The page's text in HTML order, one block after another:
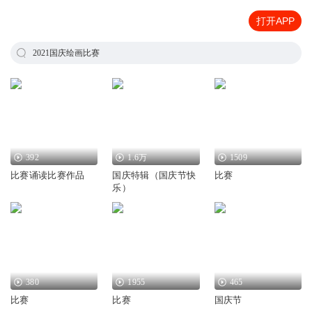
打开APP
2021国庆绘画比赛
392
比赛诵读比赛作品
1.6万
国庆特辑（国庆节快
乐）
1509
比赛
380
比赛
1955
比赛
465
国庆节